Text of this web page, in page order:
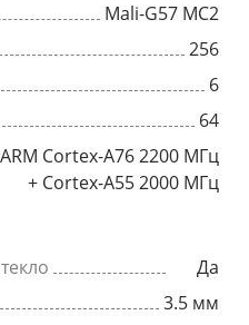
Mali-G57 MC2
256
6
64
ARM Cortex-A76 2200 МГц
+ Cortex-A55 2000 МГц
Да
3.5 мм